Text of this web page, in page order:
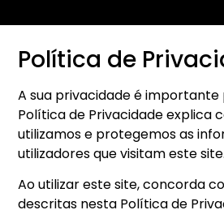
Política de
A sua privacidade é importante
Política de Privacidade explica
utilizamos e protegemos as
utilizadores que visitam este site.
Ao utilizar este site, concorda
descritas nesta Política de